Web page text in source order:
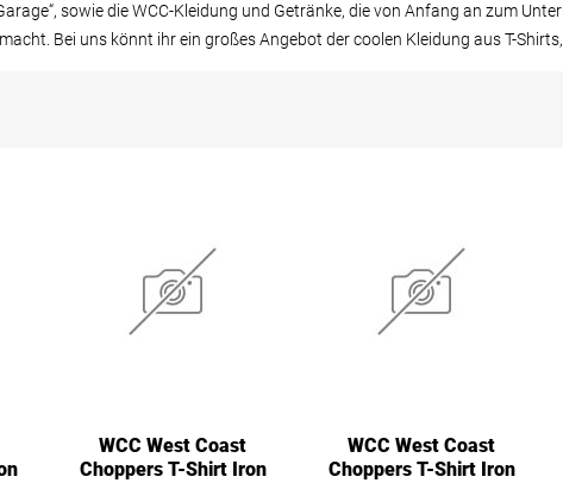
sowie die WCC-Kleidung und Getränke, die von Anfang an zum
Bei uns könnt ihr ein großes Angebot der coolen Kleidung aus T-
WCC West Coast
Choppers T-Shirt Iron
WCC West Coast
Choppers T-Shirt Iron